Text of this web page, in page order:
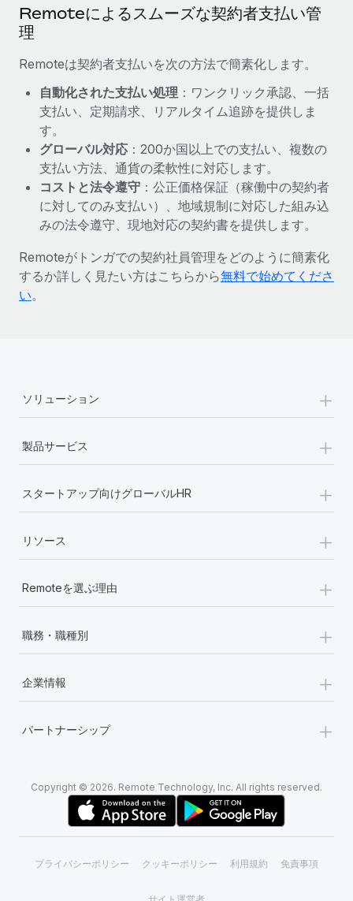
ることです。この数週間で、新しい統合、機能、改良点をリリー
詳細を見る
給与詐欺：種類、事例、ビジネスを守る方法
給与, 賃金は詐欺の特に魅力的な標的です。多額の資金がシステ
ム間で頻繁に移動しているためです。このため、自社のビジネス
を保護することは極めて重要です。...
詳細を見る
Remoteによるスムーズな契約者支払い管
理
Remoteは契約者支払いを次の方法で簡素化します。
自動化された支払い処理 ：ワンクリック承認、一括
支払い、定期請求、リアルタイム追跡を提供しま
す。
グローバル対応 ：200か国以上での支払い、複数の
支払い方法、通貨の柔軟性に対応します。
コストと法令遵守 ：公正価格保証（稼働中の契約者
に対してのみ支払い）、地域規制に対応した組み込
みの法令遵守、現地対応の契約書を提供します。
Remoteがトンガでの契約社員管理をどのように簡素化
するか詳しく見たい方はこちらから無料で始めてくださ
い。
ソリューション +
製品サービス +
スタートアップ向けグローバルHR +
リソース +
Remoteを選ぶ理由 +
職務・職種別 +
企業情報 +
パートナーシップ +
Copyright © 2026. Remote Technology, Inc. All rights reserved.
プライバシーポリシー クッキーポリシー 利用規約 免責事項